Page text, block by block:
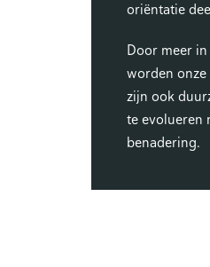
oriëntatie
Door meer
worden onze
zijn ook
te evolueren
benadering.